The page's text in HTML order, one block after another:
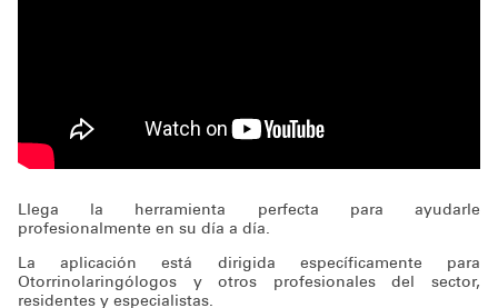
Llega la herramienta perfecta para ayudarle
profesionalmente en su día a día.
La aplicación está dirigida específicamente para
Otorrinolaringólogos y otros profesionales del sector,
residentes y especialistas.